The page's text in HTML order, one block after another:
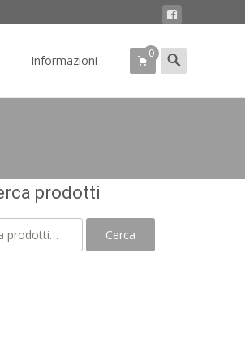
Informazioni 0
Search
for:
prodotti
Cerca